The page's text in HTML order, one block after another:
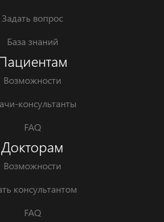
Задать вопрос
База знаний
Возможности
консультанты
FAQ
Докторам
Возможности
консультантом
FAQ